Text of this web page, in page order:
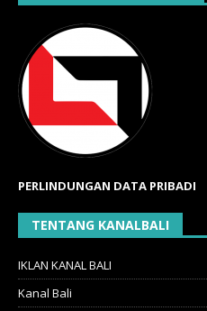
PERLINDUNGAN DATA PRIBADI
TENTANG KANALBALI
IKLAN KANAL BALI
Kanal Bali